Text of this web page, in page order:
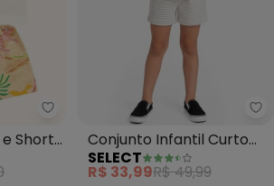
Fakini Kids - Conjunto Regata e
Shorts
Conjunto Infantil Curto
Verão Menina (Bege)
SELECT
R$ 33,99R$ 49,99